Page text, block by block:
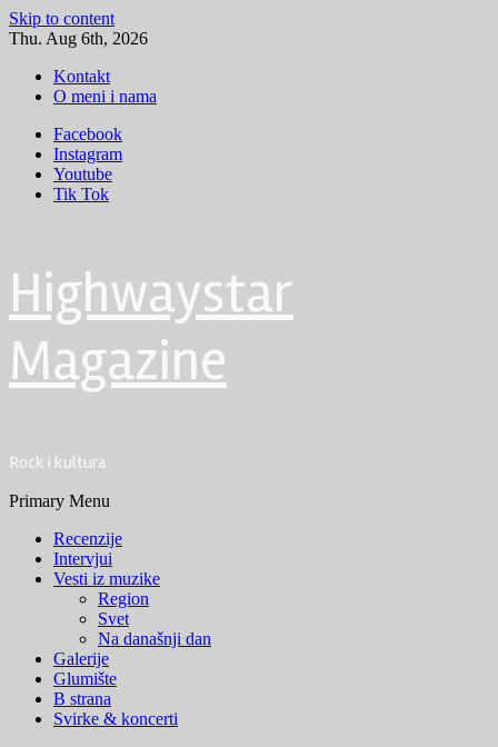
Skip to content
Thu. Aug 6th, 2026
Kontakt
O meni i nama
Facebook
Instagram
Youtube
Tik Tok
Highwaystar
Magazine
Rock i kultura
Primary Menu
Recenzije
Intervjui
Vesti iz muzike
Region
Svet
Na današnji dan
Galerije
Glumište
B strana
Svirke & koncerti